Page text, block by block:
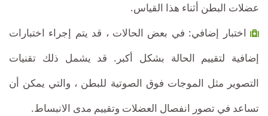
عضلات البطن أثناء هذا القياس.
اختبار إضافي: في بعض الحالات ، قد يتم إجراء اختبارات
إضافية لتقييم الحالة بشكل أكبر. قد يشمل ذلك تقنيات
التصوير مثل الموجات فوق الصوتية للبطن ، والتي يمكن أن
تساعد في تصور انفصال العضلات وتقييم مدى الانبساط.